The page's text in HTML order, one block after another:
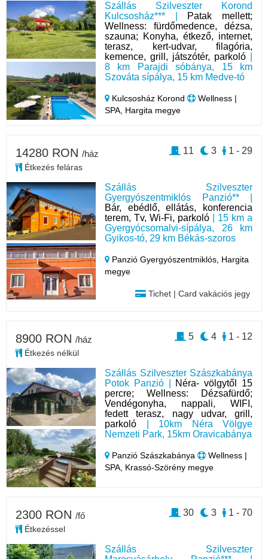
Szállás Szilveszter Korond
Kulcsosház*** | Patak mellett;
Wellness: fürdőmedence, dézsa,
szauna; Konyha, étkező, internet,
terasz, kert-udvar, filagória,
kemence, grill, játszótér, parkoló
8 km Parajdi sóbánya, 15 km
Szováta sípálya, 15 km Medve-tó
Kulcsosház Korond
Wellness |
SPA, Hargita megye
Szállás Szilveszter
Gyergyószentmiklós Panzió** |
Bár, ebédlő, ellátás, konferencia
terem, Tv, Wi-Fi, parkoló | 15 km a
Gyergyócsomalvi-sípálya, 26 km
Gyikos-tó, 29 km Békás-szoros
Panzió Gyergyószentmiklós, Hargita
megye
Tichet | Card vakációs jegy
14280 RON /ház
Étkezés feláras
1 - 29
3
11
Szállás Szilveszter Szászkabánya
Potok Panzió | Néra- völgytől 15
percre; Wellness: Dézsafürdő;
Vendégonyha, nappali, WIFI,
fedett terasz, nagy udvar, grill,
parkoló | 10km Néra Völgye
Nemzeti Park, 15km Oravicabánya
Panzió Szászkabánya
Wellness |
SPA, Krassó-Szörény megye
8900 RON /ház
Étkezés nélkül
1 - 12
4
5
Szállás Szilveszter
2300 RON /fő
Étkezéssel
1 - 70
3
30